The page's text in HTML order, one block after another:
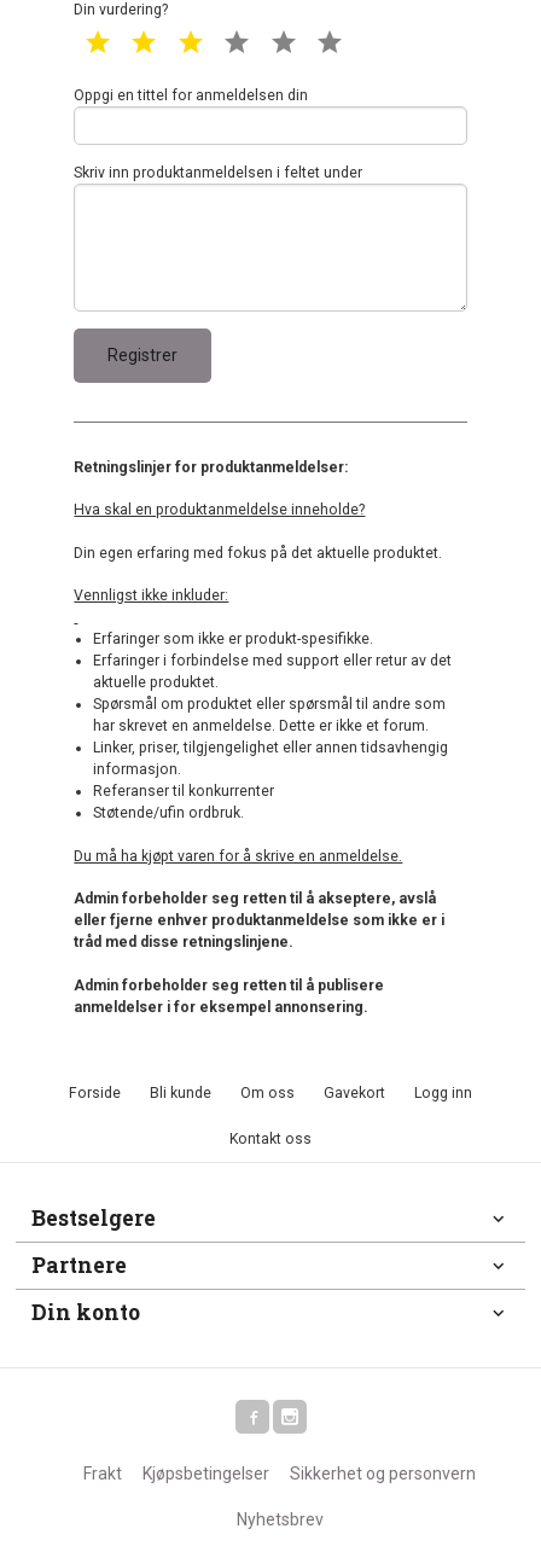
Din vurdering?
1 star 2 star 3 star 4 star 5 star
Oppgi en tittel for anmeldelsen din
Skriv inn produktanmeldelsen i feltet under
Retningslinjer for produktanmeldelser:
Hva skal en produktanmeldelse inneholde?
Din egen erfaring med fokus på det aktuelle produktet.
Vennligst ikke inkluder:
Erfaringer som ikke er produkt-spesifikke.
Erfaringer i forbindelse med support eller retur av det
aktuelle produktet.
Spørsmål om produktet eller spørsmål til andre som
har skrevet en anmeldelse. Dette er ikke et forum.
Linker, priser, tilgjengelighet eller annen tidsavhengig
informasjon.
Referanser til konkurrenter
Støtende/ufin ordbruk.
Du må ha kjøpt varen for å skrive en anmeldelse.
Admin forbeholder seg retten til å akseptere, avslå
eller fjerne enhver produktanmeldelse som ikke er i
tråd med disse retningslinjene.
Admin forbeholder seg retten til å publisere
anmeldelser i for eksempel annonsering.
Forside Bli kunde Om oss Gavekort Logg inn
Kontakt oss
Bestselgere
Partnere
Din konto
Frakt Kjøpsbetingelser Sikkerhet og personvern
Nyhetsbrev